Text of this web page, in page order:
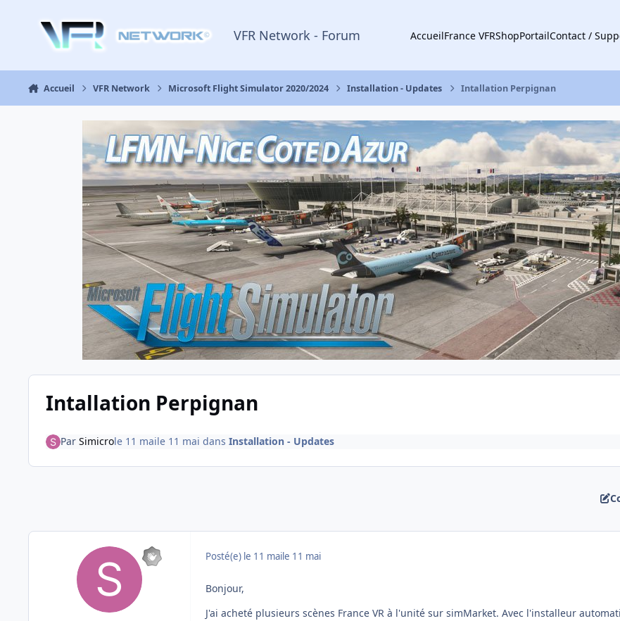
VFR Network - Forum AccueilFrance VFRShopPortailContact /
Accueil VFR Network Microsoft Flight Simulator 2020/2024 Installation - Updates Intallation Perpignan
Intallation Perpignan
Par Simicrole 11 maile 11 mai dans Installation - Updates
Posté(e) le 11 maile 11 mai
Bonjour,
J'ai acheté plusieurs scènes France VR à l'unité sur simMarket. Avec l'installeur